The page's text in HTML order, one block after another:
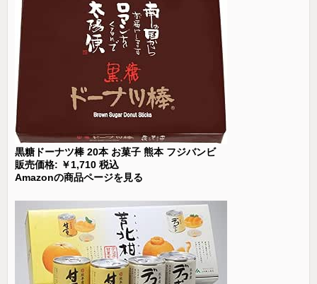
黒糖ドーナツ棒 20本 お菓子 熊本 フジバンビ
販売価格: ￥1,710 税込
Amazonの商品ページを見る